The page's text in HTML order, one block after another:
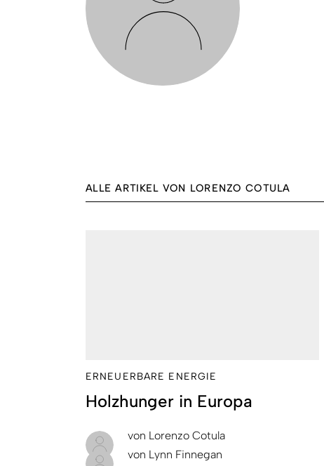
ALLE ARTIKEL VON LORENZO COTULA
ERNEUERBARE ENERGIE
Holzhunger in Europa
von Lorenzo Cotula
von Lynn Finnegan